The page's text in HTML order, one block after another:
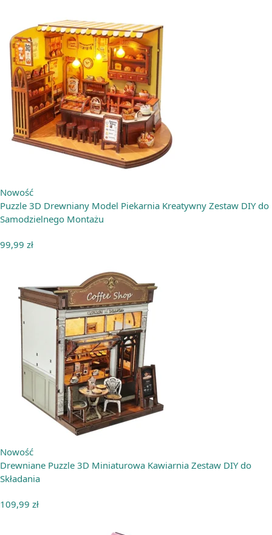
Nowość
Puzzle 3D Drewniany Model Piekarnia Kreatywny Zestaw DIY do
Samodzielnego Montażu
99,99 zł
Nowość
Drewniane Puzzle 3D Miniaturowa Kawiarnia Zestaw DIY do
Składania
109,99 zł